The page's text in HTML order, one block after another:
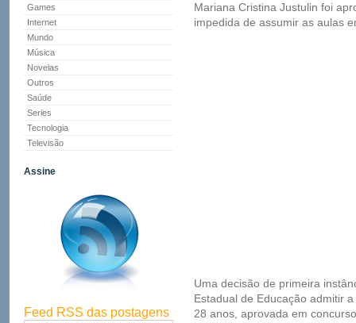
Games
Internet
Mundo
Música
Novelas
Outros
Saúde
Series
Tecnologia
Televisão
Assine
Feed RSS das postagens
Mariana Cristina Justulin foi
impedida de assumir as aulas
Uma decisão de primeira
Estadual de Educação admitir
28 anos, aprovada em